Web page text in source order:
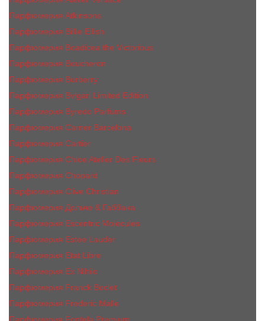
Парфюмерия Atkinsons
Парфюмерия Billie Eilish
Парфюмерия Boadicea the Victorious
Парфюмерия Boucheron
Парфюмерия Burberry
Парфюмерия Bvlgari Limited Edition
Парфюмерия Byredo Parfums
Парфюмерия Carner Barcelona
Парфюмерия Cartier
Парфюмерия Chloe Atelier Des Fleurs
Парфюмерия Сhopard
Парфюмерия Clive Christian
Парфюмерия Дольче & Габбана
Парфюмерия Escentric Molecules
Парфюмерия Estee Lаudеr
Парфюмерия Etat Libre
Парфюмерия Ex Nihilo
Парфюмерия Franck Boclet
Парфюмерия Frеderic Mаlle